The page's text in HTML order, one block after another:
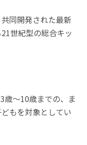
同開発された最新
世紀型の総合キッ
〜10歳までの、ま
もを対象としてい